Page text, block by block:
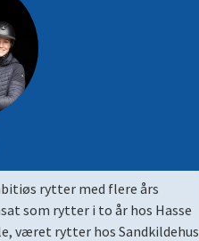
rytter med flere års
som rytter i to år hos Hasse
været rytter hos Sandkildehus